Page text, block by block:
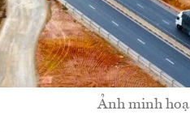
Ảnh minh hoạ